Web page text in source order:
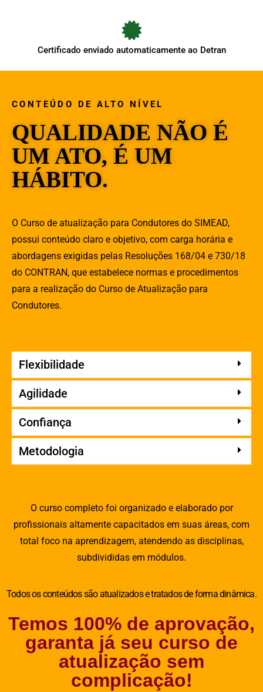
Certificado enviado automaticamente ao Detran
CONTEÚDO DE ALTO NÍVEL
QUALIDADE NÃO É
UM ATO, É UM
HÁBITO.
O Curso de atualização para Condutores do SIMEAD,
possui conteúdo claro e objetivo, com carga horária e
abordagens exigidas pelas Resoluções 168/04 e 730/18
do CONTRAN, que estabelece normas e procedimentos
para a realização do Curso de Atualização para
Condutores.
Flexibilidade
Agilidade
Confiança
Metodologia
O curso completo foi organizado e elaborado por
profissionais altamente capacitados em suas áreas, com
total foco na aprendizagem, atendendo as disciplinas,
subdivididas em módulos.
Todos os conteúdos são atualizados e tratados de forma dinâmica.
Temos 100% de aprovação,
garanta já seu curso de
atualização sem
complicação!